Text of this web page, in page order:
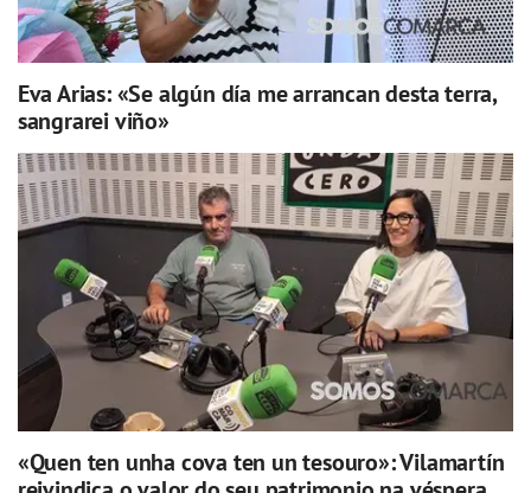
Eva Arias: «Se algún día me arrancan desta terra,
sangrarei viño»
«Quen ten unha cova ten un tesouro»: Vilamartín